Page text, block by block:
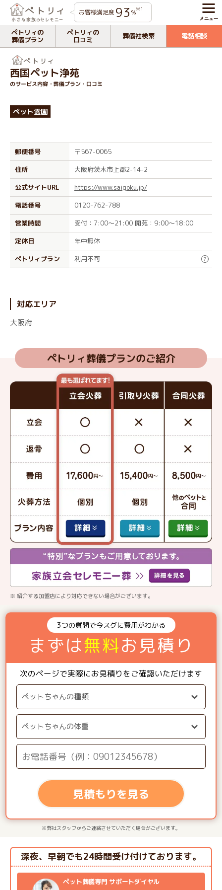
お客様満足度 93 %※1
ペトリィの
葬儀プラン
ペトリィの
口コミ
葬儀社検索 電話相談
西国ペット浄苑
のサービス内容・葬儀プラン・口コミ
ペット霊園
郵便番号
〒567-0065
住所
大阪府茨木市上郡2-14-2
公式サイトURL
https://www.saigoku.jp/
電話番号
0120-762-788
営業時間
受付：7:00～21:00 開苑：9:00～18:00
定休日
年中無休
ぺトリィプラン
利用不可 ?
対応エリア
大阪府
ペトリィ葬儀プランのご紹介
※ 紹介する加盟店により対応できない場合がございます。
3つの質問で今スグに費用がわかる
まずは無料お見積り
次のページで実際にお見積りをご確認いただけます
見積もりを見る
※弊社スタッフからご連絡させていただく場合がございます。
ペット葬儀専門 サポートダイヤル
深夜、早朝でも24時間受け付けております。